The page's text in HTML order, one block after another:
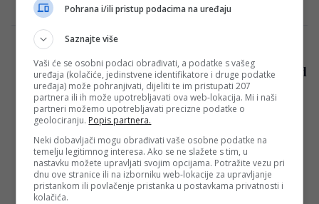
The Single Most Important Thing You Need
To Know About Success
Lorem ipsum dolor sit amet, consectetur
adipiscing elit. Nam laoreet, nunc et
accumsan cursus, neque eros sodales
lectus, in fermentum…
Redakcija Sop·08/01/2020
Pohrana i/ili pristup podacima na uređaju
Saznajte više
Vaši će se osobni podaci obrađivati, a podatke s vašeg
uređaja (kolačiće, jedinstvene identifikatore i druge podatke
uređaja) može pohranjivati, dijeliti te im pristupati 207
partnera ili ih može upotrebljavati ova web-lokacija. Mi i naši
partneri možemo upotrebljavati precizne podatke o
geolociranju. Popis partnera.
Neki dobavljači mogu obrađivati vaše osobne podatke na
temelju legitimnog interesa. Ako se ne slažete s tim, u
nastavku možete upravljati svojim opcijama. Potražite vezu pri
dnu ove stranice ili na izborniku web-lokacije za upravljanje
pristankom ili povlačenje pristanka u postavkama privatnosti i
kolačića.